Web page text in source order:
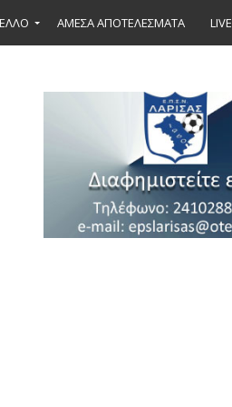
ΑΜΕΣΑ ΑΠΟΤΕΛΕΣΜΑΤΑ LIVE